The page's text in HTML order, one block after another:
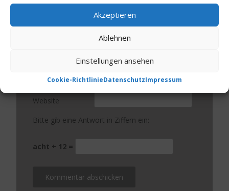
Akzeptieren
Ablehnen
Einstellungen ansehen
Cookie-RichtlinieDatenschutzImpressum
E-Mail-Adresse*
Website
Bitte gib eine Antwort in Ziffern ein:
acht + 12 =